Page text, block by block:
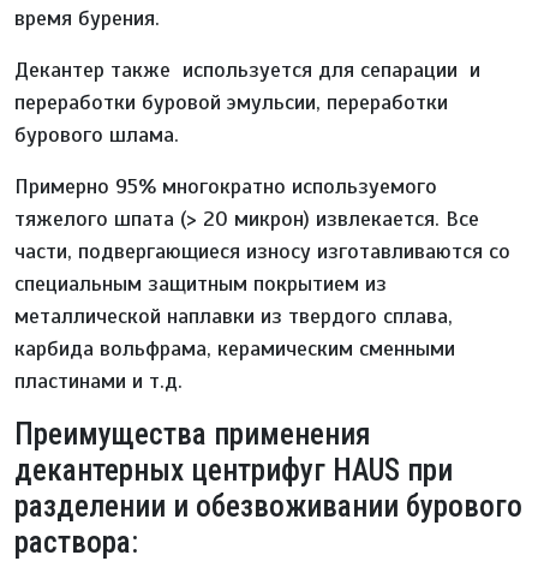
время бурения.
Декантер также используется для сепарации и
переработки буровой эмульсии, переработки
бурового шлама.
Примерно 95% многократно используемого
тяжелого шпата (> 20 микрон) извлекается. Все
части, подвергающиеся износу изготавливаются со
специальным защитным покрытием из
металлической наплавки из твердого сплава,
карбида вольфрама, керамическим сменными
пластинами и т.д.
Преимущества применения
декантерных центрифуг HAUS при
разделении и обезвоживании бурового
раствора: